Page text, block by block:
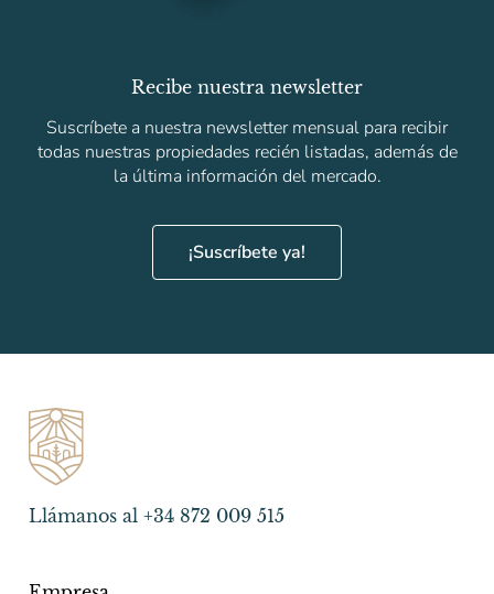
Recibe nuestra newsletter
Suscríbete a nuestra newsletter mensual para recibir
todas nuestras propiedades recién listadas, además de
la última información del mercado.
¡Suscríbete ya!
Llámanos al +34 872 009 515